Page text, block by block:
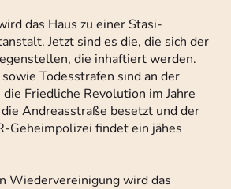
das Haus zu einer Stasi-
Jetzt sind es die, die sich der
die inhaftiert werden.
Todesstrafen sind an der
Friedliche Revolution im Jahre
Andreasstraße besetzt und der
Geheimpolizei findet ein jähes
Wiedervereinigung wird das